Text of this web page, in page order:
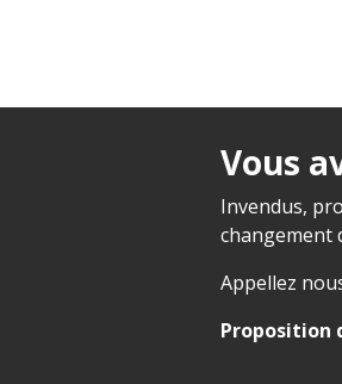
Vous
Invendus,
changement
Appellez
Proposition